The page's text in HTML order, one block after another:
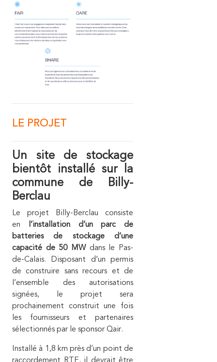
LE PROJET
Un site de stockage
bientôt installé sur la
commune de Billy-
Berclau
Le projet Billy-Berclau consiste
en
l’installation d’un parc de
batteries de stockage d’une
capacité de 50 MW dans le Pas-
de-Calais. Disposant d’un permis
de construire sans recours et de
l’ensemble des autorisations
signées, le projet sera
prochainement construit une fois
les fournisseurs et partenaires
sélectionnés par le sponsor Qair.
Installé à 1,8 km près d’un point de
raccordement RTE, il devrait être